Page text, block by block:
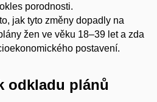
porodnosti.
jak tyto změny dopadly na
žen ve věku 18–39 let a zda
postavení.
odkladu plánů